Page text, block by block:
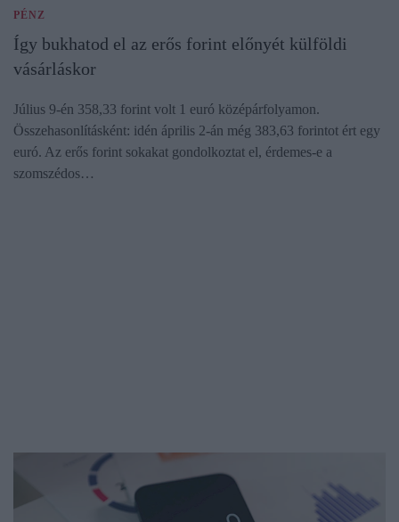
PÉNZ
Így bukhatod el az erős forint előnyét külföldi
vásárláskor
Július 9-én 358,33 forint volt 1 euró középárfolyamon.
Összehasonlításként: idén április 2-án még 383,63 forintot ért egy
euró. Az erős forint sokakat gondolkoztat el, érdemes-e a
szomszédos…